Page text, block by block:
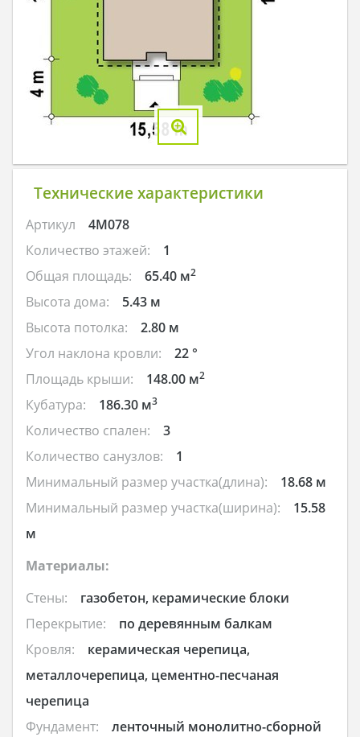
Технические характеристики
Артикул
4M078
Количество этажей:
1
Общая площадь:
65.40 м2
Высота дома:
5.43 м
Высота потолка:
2.80 м
Угол наклона кровли:
22 °
Площадь крыши:
148.00 м2
Кубатура: 186.30 м3
Количество спален:
3
Количество санузлов:
1
Минимальный размер участка(длина):
18.68 м
Минимальный размер участка(ширина):
15.58
м
Материалы:
Стены:
газобетон, керамические блоки
Перекрытие:
по деревянным балкам
Кровля:
керамическая черепица,
металлочерепица, цементно-песчаная
черепица
Фундамент:
ленточный монолитно-сборной